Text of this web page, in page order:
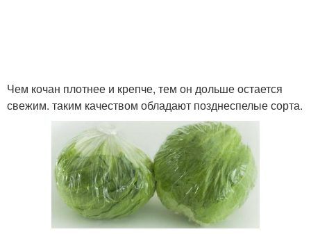
Чем кочан плотнее и крепче, тем он дольше остается
свежим. таким качеством обладают позднеспелые сорта.